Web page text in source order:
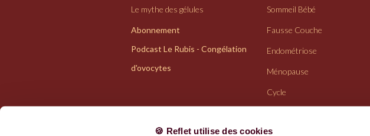
🍪 Reflet utilise des cookies
Le mythe des gélules
Abonnement
Podcast Le Rubis - Congélation
d'ovocytes
Sommeil Bébé
Fausse Couche
Endométriose
Ménopause
Cycle